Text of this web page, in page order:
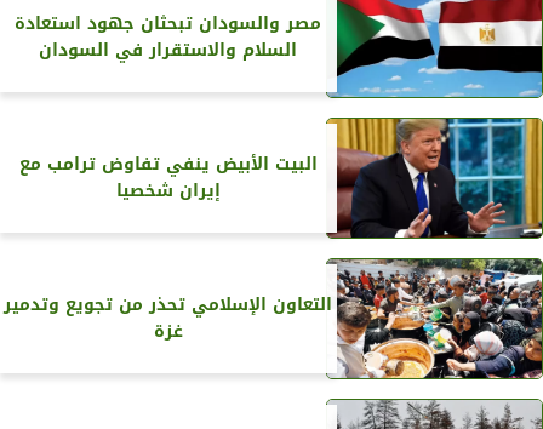
مصر والسودان تبحثان جهود استعادة
السلام والاستقرار في السودان
البيت الأبيض ينفي تفاوض ترامب مع
إيران شخصيا
التعاون الإسلامي تحذر من تجويع وتدمير
غزة